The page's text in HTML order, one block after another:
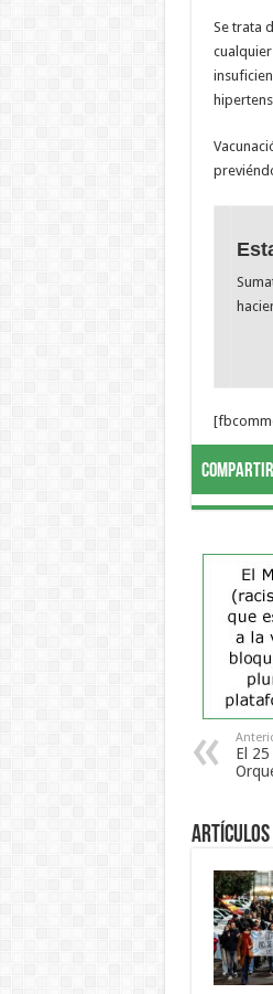
Se trata
Compartir
El
Artículos